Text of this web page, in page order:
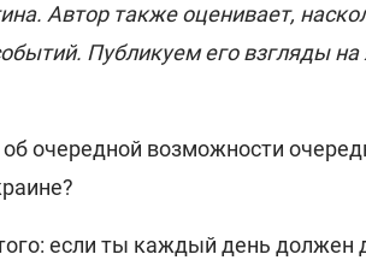
Автор также оценивает,
Публикуем его взгляды
очередной возможности
если ты каждый день должен